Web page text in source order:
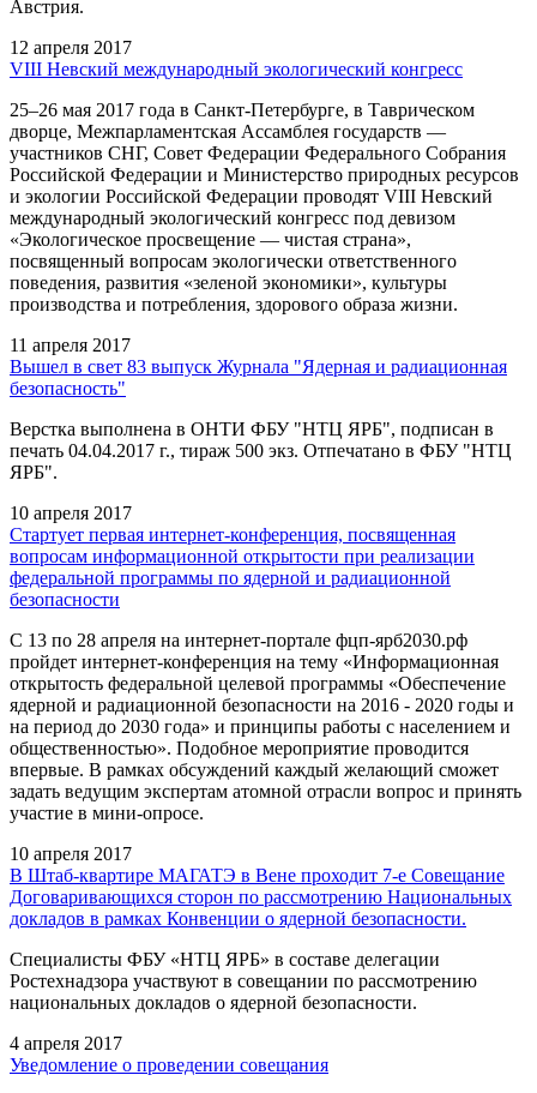
Австрия.
12 апреля 2017
VIII Невский международный экологический конгресс
25–26 мая 2017 года в Санкт-Петербурге, в Таврическом
дворце, Межпарламентская Ассамблея государств —
участников СНГ, Совет Федерации Федерального Собрания
Российской Федерации и Министерство природных ресурсов
и экологии Российской Федерации проводят VIII Невский
международный экологический конгресс под девизом
«Экологическое просвещение — чистая страна»,
посвященный вопросам экологически ответственного
поведения, развития «зеленой экономики», культуры
производства и потребления, здорового образа жизни.
11 апреля 2017
Вышел в свет 83 выпуск Журнала "Ядерная и радиационная
безопасность"
Верстка выполнена в ОНТИ ФБУ "НТЦ ЯРБ", подписан в
печать 04.04.2017 г., тираж 500 экз. Отпечатано в ФБУ "НТЦ
ЯРБ".
10 апреля 2017
Стартует первая интернет-конференция, посвященная
вопросам информационной открытости при реализации
федеральной программы по ядерной и радиационной
безопасности
С 13 по 28 апреля на интернет-портале фцп-ярб2030.рф
пройдет интернет-конференция на тему «Информационная
открытость федеральной целевой программы «Обеспечение
ядерной и радиационной безопасности на 2016 - 2020 годы и
на период до 2030 года» и принципы работы с населением и
общественностью». Подобное мероприятие проводится
впервые. В рамках обсуждений каждый желающий сможет
задать ведущим экспертам атомной отрасли вопрос и принять
участие в мини-опросе.
10 апреля 2017
В Штаб-квартире МАГАТЭ в Вене проходит 7-е Совещание
Договаривающихся сторон по рассмотрению Национальных
докладов в рамках Конвенции о ядерной безопасности.
Специалисты ФБУ «НТЦ ЯРБ» в составе делегации
Ростехнадзора участвуют в совещании по рассмотрению
национальных докладов о ядерной безопасности.
4 апреля 2017
Уведомление о проведении совещания